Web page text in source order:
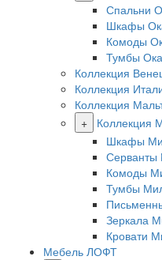
Спальни
Шкафы
Комоды
Тумбы
Коллекция
Коллекция
Коллекция
+
Коллекция
Шкафы
Серванты
Комоды
Тумбы
Зеркала
Кровати
Мебель ЛОФТ